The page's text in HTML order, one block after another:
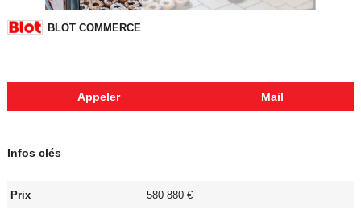
BLOT COMMERCE
Appeler Mail
Infos clés
Prix 580 880 €